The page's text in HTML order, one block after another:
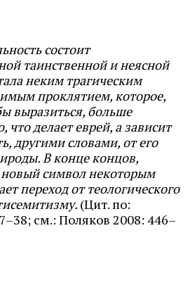
состоит
таинственной и неясной
неким трагическим
проклятием, которое,
выразиться, больше
что делает еврей, а зависит
другими словами, от его
В конце концов,
новый символ некоторым
переход от теологического
(Цит. по:
см.: Поляков 2008: 446–